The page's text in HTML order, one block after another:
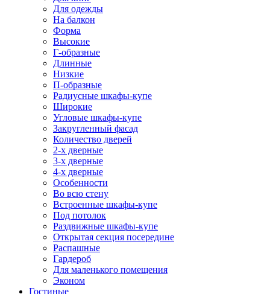
Для одежды
На балкон
Форма
Высокие
Г-образные
Длинные
Низкие
П-образные
Радиусные шкафы-купе
Широкие
Угловые шкафы-купе
Закругленный фасад
Количество дверей
2-х дверные
3-х дверные
4-х дверные
Особенности
Во всю стену
Встроенные шкафы-купе
Под потолок
Раздвижные шкафы-купе
Открытая секция посередине
Распашные
Гардероб
Для маленького помещения
Эконом
Гостиные